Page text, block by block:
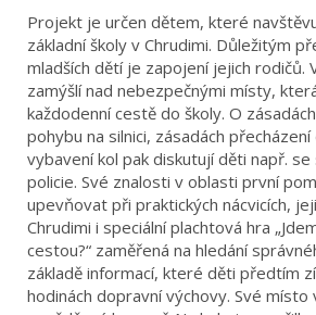
Projekt je určen dětem, které
základní školy v Chrudimi. Důležitým
mladších dětí je zapojení jejich rodičů.
zamýšlí nad nebezpečnými místy,
každodenní cestě do školy. O
pohybu na silnici, zásadách
vybavení kol pak diskutují děti např.
policie. Své znalosti v oblasti první
upevňovat při praktických nácvicích,
Chrudimi i speciální plachtová hra
cestou?“ zaměřená na hledání
základě informací, které děti předtím
hodinách dopravní výchovy. Své místo